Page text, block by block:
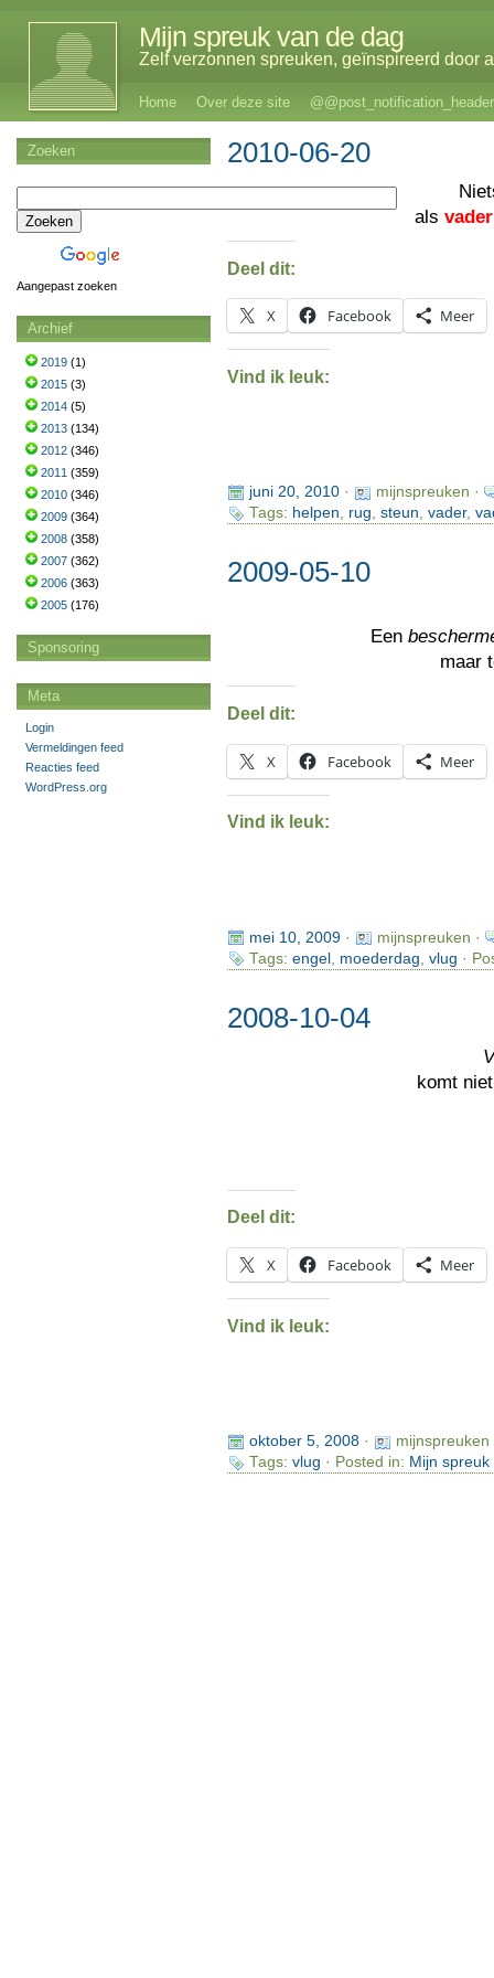
Mijn spreuk van de dag
Zelf verzonnen spreuken, geïnspireerd door
Home Over deze site @@post_notification_header
2010-06-20
als
Deel dit:
X Facebook Meer
Vind ik leuk:
juni 20, 2010·
mijnspreuken ·
Tags: helpen, rug, steun, vader,
2009-05-10
Een
maar
Deel dit:
X Facebook Meer
Vind ik leuk:
mei 10, 2009·
mijnspreuken ·
Tags: engel moederdag vlug ·
2008-10-04
komt
Deel dit:
X Facebook Meer
Vind ik leuk:
oktober 5, 2008·
mijnspreuken
Tags: vlug · Posted in: Mijn
Zoeken
Aangepast zoeken
Archief
2019 (1)
2015 (3)
2014 (5)
2013 (134)
2012 (346)
2011 (359)
2010 (346)
2009 (364)
2008 (358)
2007 (362)
2006 (363)
2005 (176)
Sponsoring
Meta
Login
Vermeldingen feed
Reacties feed
WordPress.org